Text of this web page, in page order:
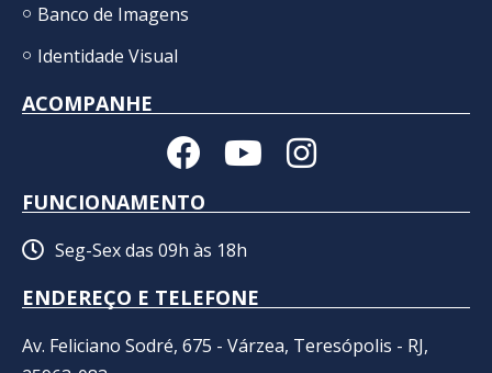
Banco de Imagens
Identidade Visual
ACOMPANHE
FUNCIONAMENTO
Seg-Sex das 09h às 18h
ENDEREÇO E TELEFONE
Av. Feliciano Sodré, 675 - Várzea, Teresópolis - RJ,